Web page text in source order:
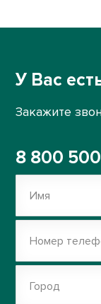
У Вас
Закажите
8 800
Имя
Номер
Город